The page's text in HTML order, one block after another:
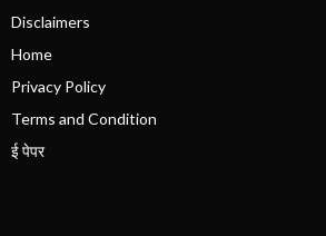
Disclaimers
Home
Privacy Policy
Terms and Condition
ई पेपर